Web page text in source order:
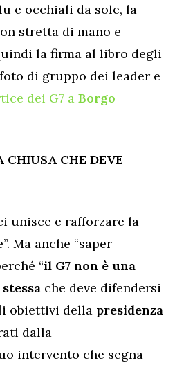
e occhiali da sole, la
stretta di mano e
la firma al libro degli
di gruppo dei leader e
dei G7 a Borgo
CHIUSA CHE DEVE
unisce e rafforzare la
Ma anche “saper
“il G7 non è una
che deve difendersi
obiettivi della presidenza
dalla
intervento che segna